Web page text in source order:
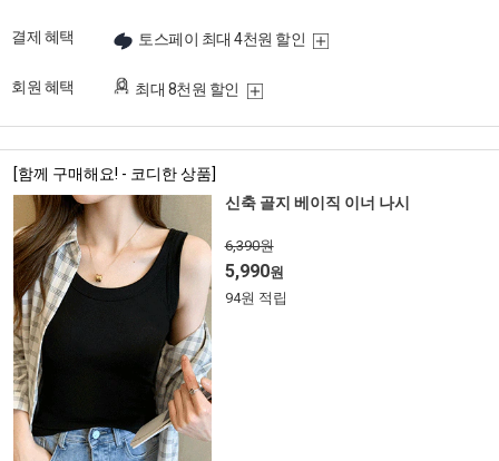
결제 혜택 토스페이 최대 4천원 할인
회원 혜택 최대 8천원 할인
[함께 구매해요! - 코디한 상품]
신축 골지 베이직 이너 나시
6,390원
5,990원
94원 적립